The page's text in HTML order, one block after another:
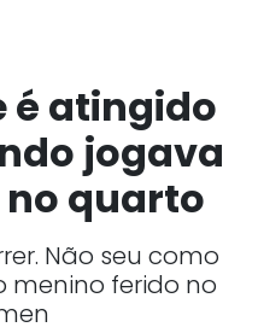
é atingido
jogava
quarto
Não seu como
menino ferido no